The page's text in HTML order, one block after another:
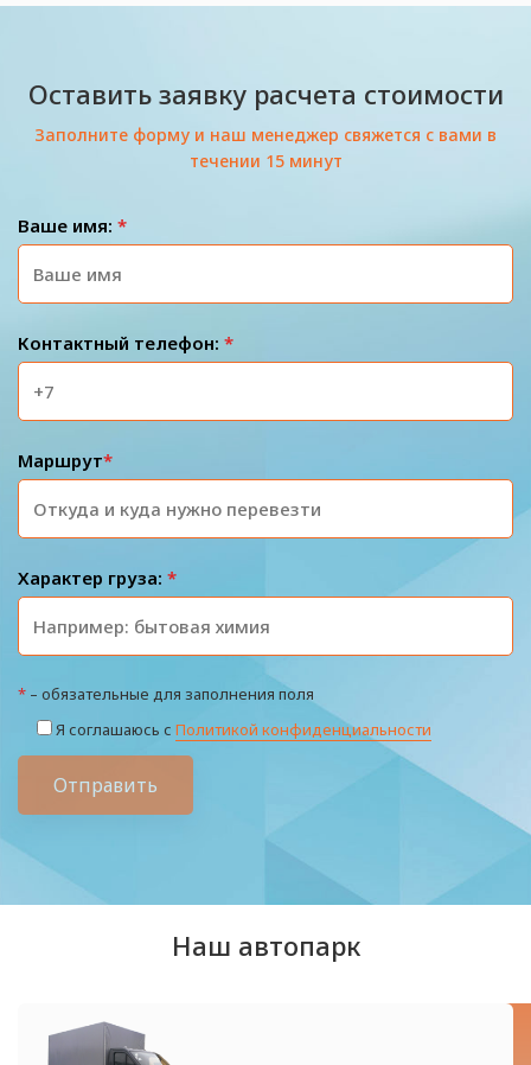
Оставить заявку расчета стоимости
Заполните форму и наш менеджер свяжется с вами в
течении 15 минут
Ваше имя: *
Контактный телефон: *
Маршрут*
Характер груза: *
* – обязательные для заполнения поля
Я соглашаюсь с Политикой конфиденциальности
Отправить
Наш автопарк